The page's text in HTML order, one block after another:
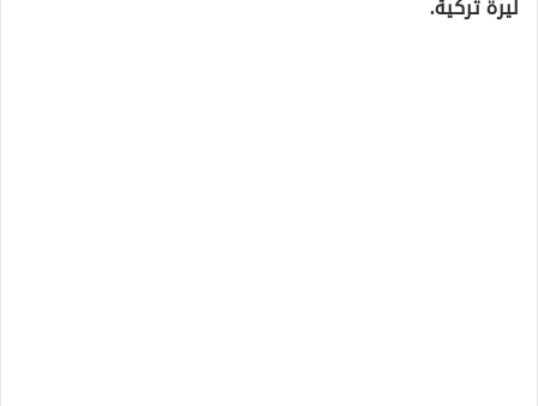
ليرة تركية.